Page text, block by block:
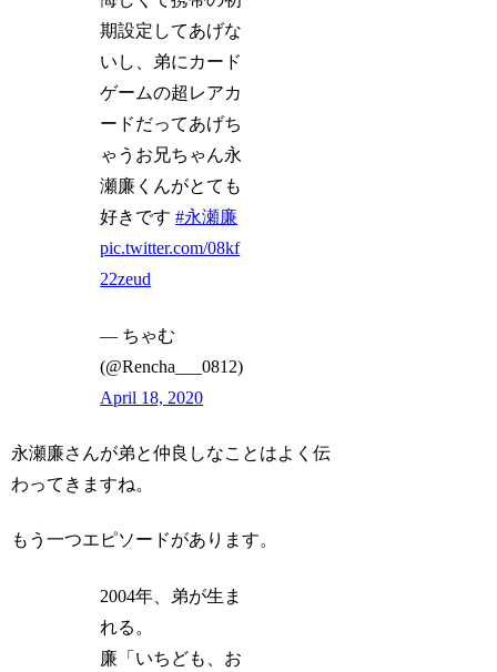
期設定してあげな
いし、弟にカード
ゲームの超レアカ
ードだってあげち
ゃうお兄ちゃん永
瀬廉くんがとても
好きです#永瀬廉
pic.twitter.com/08kf
22zeud
— ちゃむ
(@Rencha___0812)
April 18, 2020
永瀬廉さんが弟と仲良しなことはよく伝
わってきますね。
もう一つエピソードがあります。
2004年、弟が生ま
れる。
廉「いちども、お